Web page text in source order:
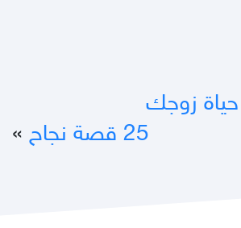
زوجك
25 قصة نجاح
»